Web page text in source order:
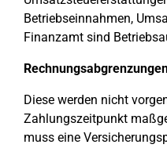
Betriebseinnahmen,
Finanzamt sind
Diese werden nicht
Zahlungszeitpunkt
muss eine